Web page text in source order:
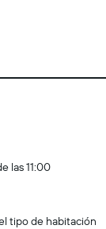
las 11:00
tipo de habitación